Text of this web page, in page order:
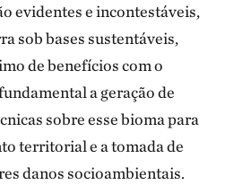
evidentes e incontestáveis,
sob bases sustentáveis,
de benefícios com o
a geração de
sobre esse bioma para
territorial e a tomada de
danos socioambientais.